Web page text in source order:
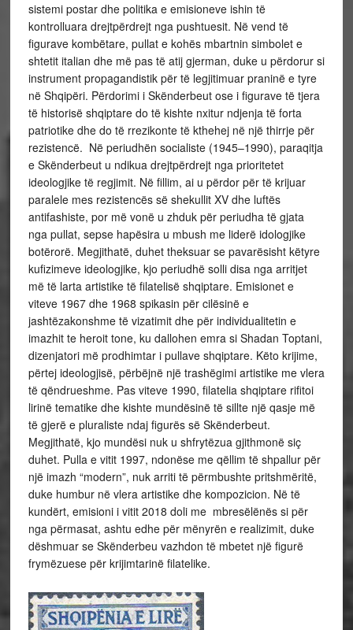
sistemi postar dhe politika e emisioneve ishin të
kontrolluara drejtpërdrejt nga pushtuesit. Në vend të
figurave kombëtare, pullat e kohës mbartnin simbolet e
shtetit italian dhe më pas të atij gjerman, duke u përdorur si
instrument propagandistik për të legjitimuar praninë e tyre
në Shqipëri. Përdorimi i Skënderbeut ose i figurave të tjera
të historisë shqiptare do të kishte nxitur ndjenja të forta
patriotike dhe do të rrezikonte të kthehej në një thirrje për
rezistencë. Në periudhën socialiste (1945–1990), paraqitja
e Skënderbeut u ndikua drejtpërdrejt nga prioritetet
ideologjike të regjimit. Në fillim, ai u përdor për të krijuar
paralele mes rezistencës së shekullit XV dhe luftës
antifashiste, por më vonë u zhduk për periudha të gjata
nga pullat, sepse hapësira u mbush me liderë idologjike
botërorë. Megjithatë, duhet theksuar se pavarësisht këtyre
kufizimeve ideologjike, kjo periudhë solli disa nga arritjet
më të larta artistike të filatelisë shqiptare. Emisionet e
viteve 1967 dhe 1968 spikasin për cilësinë e
jashtëzakonshme të vizatimit dhe për individualitetin e
imazhit te heroit tone, ku dallohen emra si Shadan Toptani,
dizenjatori më prodhimtar i pullave shqiptare. Këto krijime,
përtej ideologjisë, përbëjnë një trashëgimi artistike me vlera
të qëndrueshme. Pas viteve 1990, filatelia shqiptare rifitoi
lirinë tematike dhe kishte mundësinë të sillte një qasje më
të gjerë e pluraliste ndaj figurës së Skënderbeut.
Megjithatë, kjo mundësi nuk u shfrytëzua gjithmonë siç
duhet. Pulla e vitit 1997, ndonëse me qëllim të shpallur për
një imazh “modern”, nuk arriti të përmbushte pritshmëritë,
duke humbur në vlera artistike dhe kompozicion. Në të
kundërt, emisioni i vitit 2018 doli me mbresëlënës si për
nga përmasat, ashtu edhe për mënyrën e realizimit, duke
dëshmuar se Skënderbeu vazhdon të mbetet një figurë
frymëzuese për krijimtarinë filatelike.